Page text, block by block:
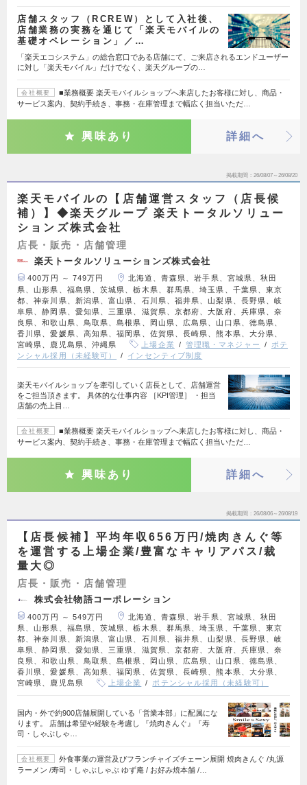
店舗スタッフ（RCREW）として入社後、
店舗業務の実務を通じて「楽天モバイルの
基礎オペレーション」／…
「楽天エコシステム」の総合窓口である店舗にて、ご来店されるエンドユーザー
に対し「楽天モバイル」だけでなく、楽天グループの…
会社概要
■業務概要 楽天モバイルショップへ来店したお客様に対し、商品・
サービス案内、契約手続き、事務・在庫管理まで幅広く担当いただ…
興味あり 詳細へ
掲載期間 26/08/07～26/08/20
楽天モバイルの【店舗運営スタッフ（店長候
補）】◆楽天グループ 楽天トータルソリュー
ションズ株式会社
店長・販売・店舗管理
楽天トータルソリューションズ株式会社
400万円 ～ 749万円
北海道、青森県、岩手県、宮城県、秋田
県、山形県、福島県、茨城県、栃木県、群馬県、埼玉県、千葉県、東京
都、神奈川県、新潟県、富山県、石川県、福井県、山梨県、長野県、岐
阜県、静岡県、愛知県、三重県、滋賀県、京都府、大阪府、兵庫県、奈
良県、和歌山県、鳥取県、島根県、岡山県、広島県、山口県、徳島県、
香川県、愛媛県、高知県、福岡県、佐賀県、長崎県、熊本県、大分県、
宮崎県、鹿児島県、沖縄県
上場企業 管理職・マネジャー
ポテ
ンシャル採用（未経験可）
インセンティブ制度
楽天モバイルショップを牽引していく店長として、店舗運営
をご担当頂きます。 具体的な仕事内容 ［KPI管理］ ・担当
店舗の売上目…
会社概要
■業務概要 楽天モバイルショップへ来店したお客様に対し、商品・
サービス案内、契約手続き、事務・在庫管理まで幅広く担当いただ…
興味あり 詳細へ
掲載期間 26/08/06～26/08/19
【店長候補】平均年収656万円/焼肉きんぐ等
を運営する上場企業/豊富なキャリアパス/裁
量大◎
店長・販売・店舗管理
株式会社物語コーポレーション
400万円 ～ 549万円
北海道、青森県、岩手県、宮城県、秋田
県、山形県、福島県、茨城県、栃木県、群馬県、埼玉県、千葉県、東京
都、神奈川県、新潟県、富山県、石川県、福井県、山梨県、長野県、岐
阜県、静岡県、愛知県、三重県、滋賀県、京都府、大阪府、兵庫県、奈
良県、和歌山県、鳥取県、島根県、岡山県、広島県、山口県、徳島県、
香川県、愛媛県、高知県、福岡県、佐賀県、長崎県、熊本県、大分県、
宮崎県、鹿児島県
上場企業 ポテンシャル採用（未経験可）
国内・外で約900店舗展開している「営業本部」に配属にな
ります。 店舗は希望や経験を考慮し 『焼肉きんぐ』『寿
司・しゃぶしゃ…
会社概要
外食事業の運営及びフランチャイズチェーン展開 焼肉きんぐ /丸源
ラーメン /寿司・しゃぶしゃぶ ゆず庵 / お好み焼本舗 /…